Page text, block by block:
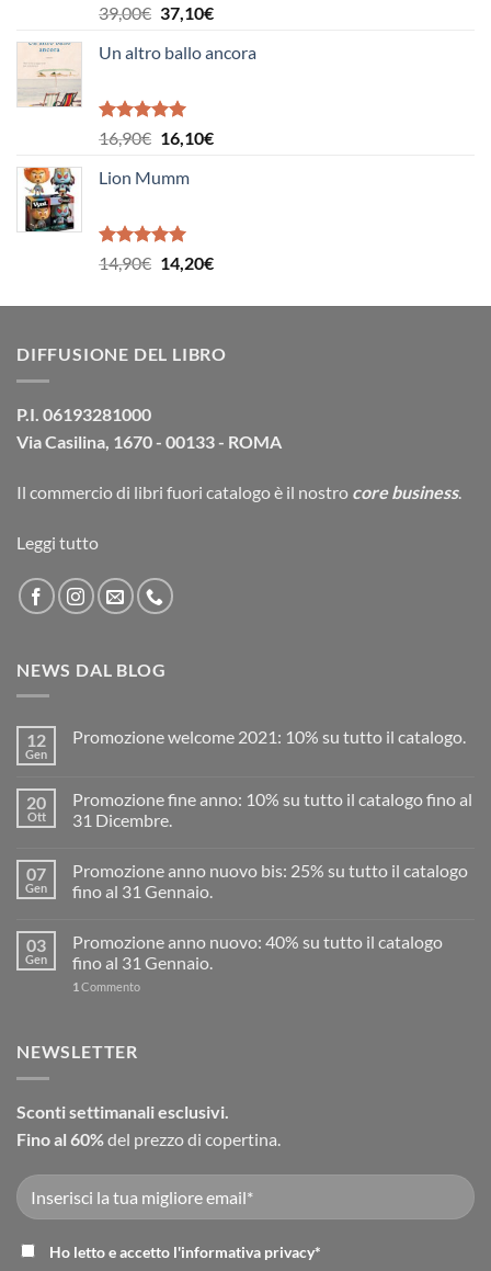
Valutato
5.00
39,00€ Il
originale
39,00€.
37,10€Il
attuale
Un altro ballo ancora
Valutato
5.00
16,90€ Il
originale
16,90€.
16,10€Il
Lion Mumm
Valutato
5.00
14,90€ Il
originale
14,90€.
14,20€Il
attuale
14,20€.
DIFFUSIONE DEL LIBRO
P.I. 06193281000
Via Casilina, 1670 - 00133 - ROMA
Il commercio di libri fuori catalogoè il nostro core business.
Leggi tutto
NEWS DAL BLOG
12
Gen
Promozione welcome 2021: 10% su tutto il catalogo.
20
Ott
Promozione fine anno: 10% su tutto il catalogo fino al
31 Dicembre.
07
Gen
Promozione anno nuovo bis: 25% su tutto il catalogo
fino al 31 Gennaio.
03
Gen
Promozione anno nuovo: 40% su tutto il catalogo
fino al 31 Gennaio.
1 Commento
NEWSLETTER
Sconti settimanali esclusivi.
Fino al 60%del prezzo di copertina.
Ho letto e accetto l'informativa privacy*